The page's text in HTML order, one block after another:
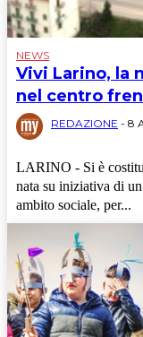
NEWS
Vivi Larino, la
nel centro
REDAZIONE - 8
LARINO - Si è
nata su iniziativa di
ambito sociale, per...